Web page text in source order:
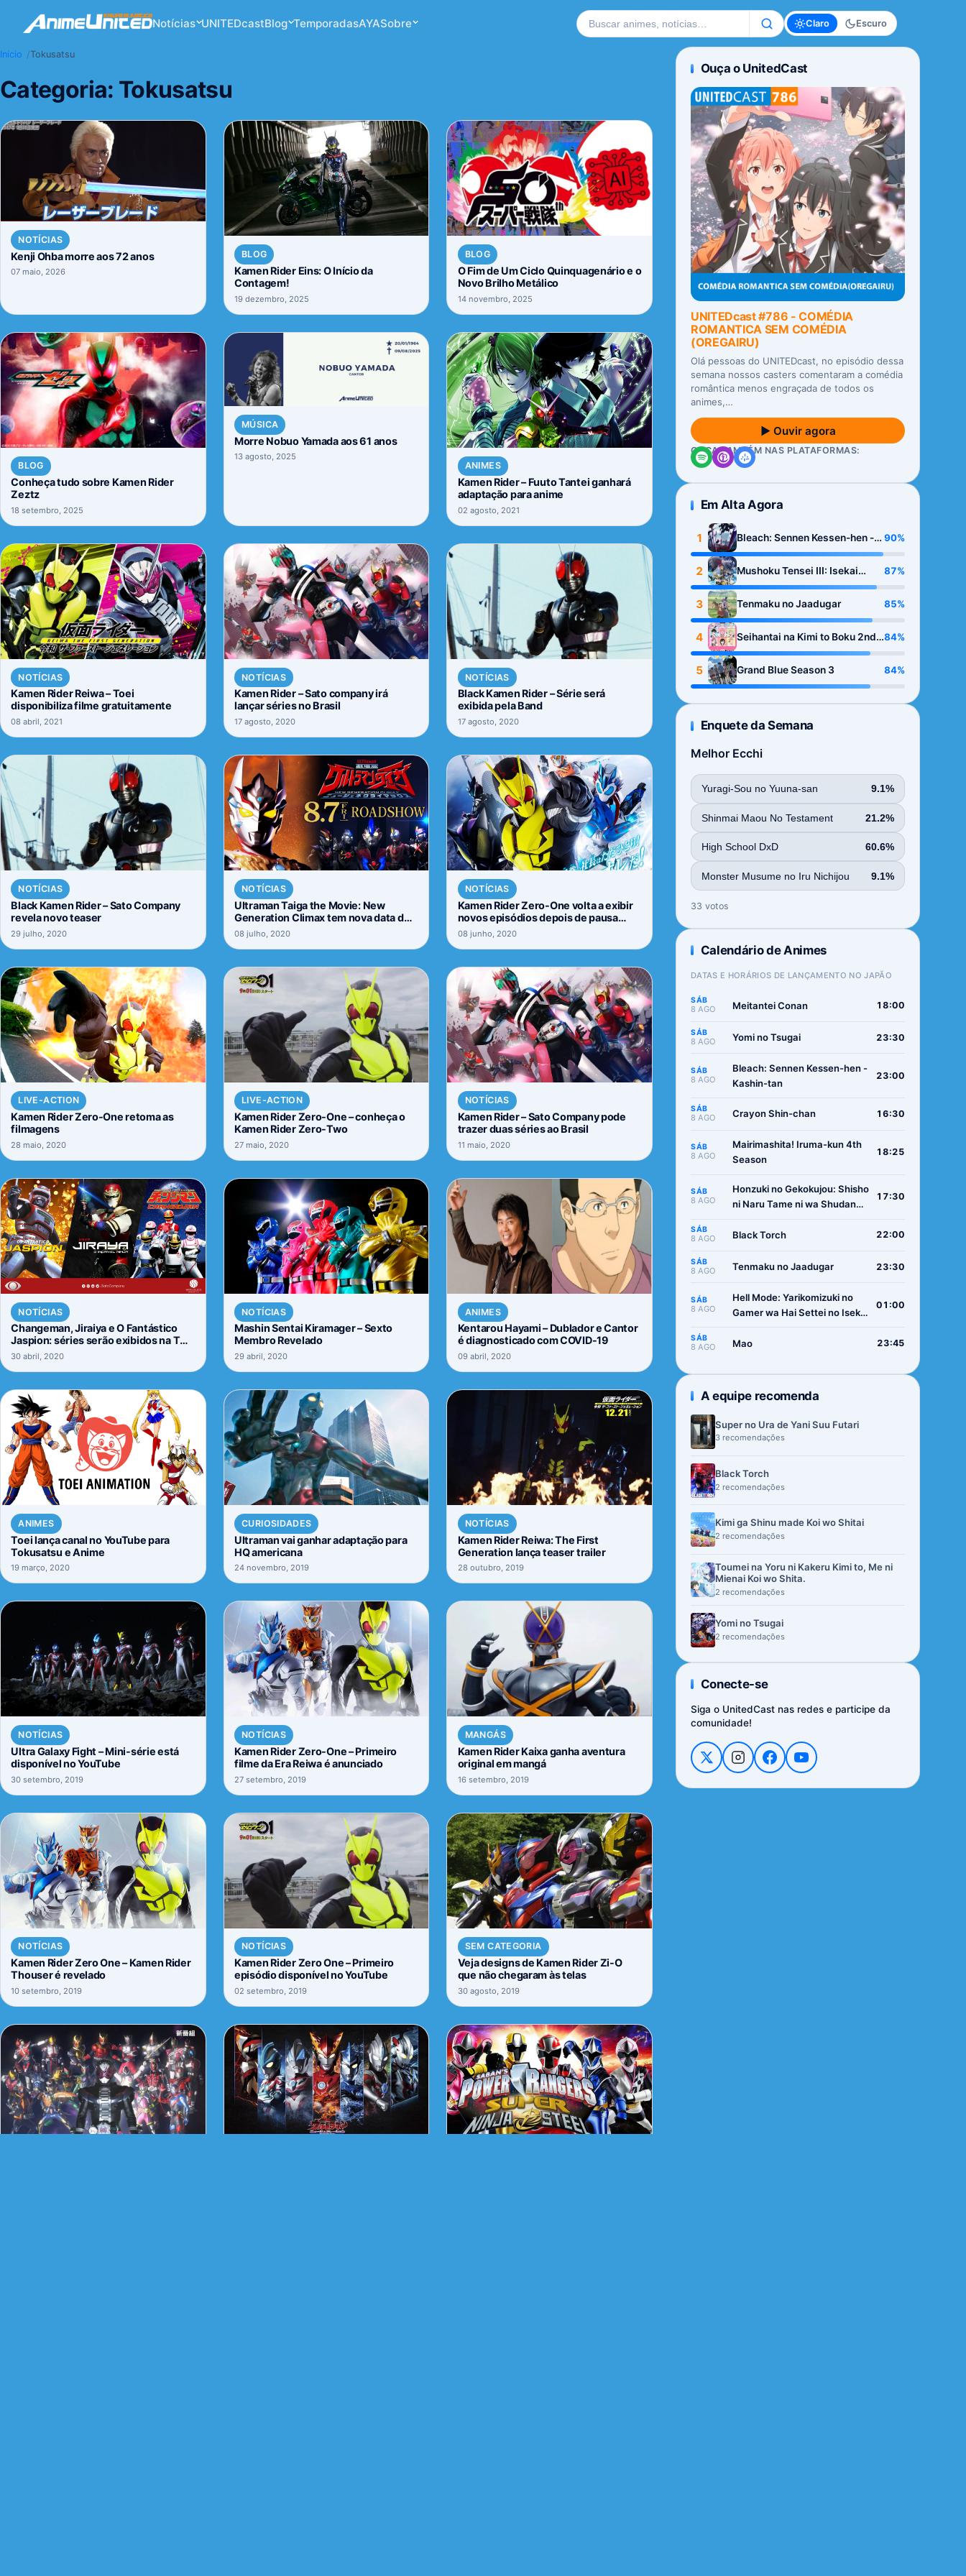
Notícias UNITEDcastBlog TemporadasAYASobre Buscar no site Claro Escuro
Início Tokusatsu
Categoria: Tokusatsu
NOTÍCIAS
Kenji Ohba morre aos 72 anos
07 maio, 2026
BLOG
Kamen Rider Eins: O Início da
Contagem!
19 dezembro, 2025
BLOG
O Fim de Um Ciclo Quinquagenário e o
Novo Brilho Metálico
14 novembro, 2025
BLOG
Conheça tudo sobre Kamen Rider
Zeztz
18 setembro, 2025
MÚSICA
Morre Nobuo Yamada aos 61 anos
13 agosto, 2025
ANIMES
Kamen Rider – Fuuto Tantei ganhará
adaptação para anime
02 agosto, 2021
NOTÍCIAS
Kamen Rider Reiwa – Toei
disponibiliza filme gratuitamente
08 abril, 2021
NOTÍCIAS
Kamen Rider – Sato company irá
lançar séries no Brasil
17 agosto, 2020
NOTÍCIAS
Black Kamen Rider – Série será
exibida pela Band
17 agosto, 2020
NOTÍCIAS
Black Kamen Rider – Sato Company
revela novo teaser
29 julho, 2020
NOTÍCIAS
Ultraman Taiga the Movie: New
Generation Climax tem nova data de
estreia definida
08 julho, 2020
NOTÍCIAS
Kamen Rider Zero-One volta a exibir
novos episódios depois de pausa
devido à COVID-19
08 junho, 2020
LIVE-ACTION
Kamen Rider Zero-One retoma as
filmagens
28 maio, 2020
LIVE-ACTION
Kamen Rider Zero-One – conheça o
Kamen Rider Zero-Two
27 maio, 2020
NOTÍCIAS
Kamen Rider – Sato Company pode
trazer duas séries ao Brasil
11 maio, 2020
NOTÍCIAS
Changeman, Jiraiya e O Fantástico
Jaspion: séries serão exibidos na TV
aberta em formato nostálgico para os
30 abril, 2020
NOTÍCIAS
Mashin Sentai Kiramager – Sexto
Membro Revelado
29 abril, 2020
ANIMES
Kentarou Hayami – Dublador e Cantor
é diagnosticado com COVID-19
09 abril, 2020
ANIMES
Toei lança canal no YouTube para
Tokusatsu e Anime
19 março, 2020
CURIOSIDADES
Ultraman vai ganhar adaptação para
HQ americana
24 novembro, 2019
NOTÍCIAS
Kamen Rider Reiwa: The First
Generation lança teaser trailer
28 outubro, 2019
NOTÍCIAS
Ultra Galaxy Fight – Mini-série está
disponível no YouTube
30 setembro, 2019
NOTÍCIAS
Kamen Rider Zero-One – Primeiro
filme da Era Reiwa é anunciado
27 setembro, 2019
MANGÁS
Kamen Rider Kaixa ganha aventura
original em mangá
16 setembro, 2019
NOTÍCIAS
Kamen Rider Zero One – Kamen Rider
Thouser é revelado
10 setembro, 2019
NOTÍCIAS
Kamen Rider Zero One – Primeiro
episódio disponível no YouTube
02 setembro, 2019
SEM CATEGORIA
Veja designs de Kamen Rider Zi-O
que não chegaram às telas
30 agosto, 2019
Ouça o UnitedCast
UNITEDcast #786 - COMÉDIA
ROMANTICA SEM COMÉDIA
(OREGAIRU)
Olá pessoas do UNITEDcast, no episódio dessa
semana nossos casters comentaram a comédia
romântica menos engraçada de todos os
animes,…
▶ Ouvir agora
OUÇA TAMBÉM NAS PLATAFORMAS:
Em Alta Agora
1
Bleach: Sennen Kessen-hen -
Kashin-tan
90%
2
Mushoku Tensei III: Isekai
Ittara Honki Dasu
87%
3 Tenmaku no Jaadugar 85%
4
Seihantai na Kimi to Boku 2nd
Season
84%
5 Grand Blue Season 3 84%
Enquete da Semana
Melhor Ecchi
Yuragi-Sou no Yuuna-san 9.1%
Shinmai Maou No Testament 21.2%
High School DxD 60.6%
Monster Musume no Iru Nichijou 9.1%
33 votos
Calendário de Animes
DATAS E HORÁRIOS DE LANÇAMENTO NO JAPÃO
SÁB
8 AGO Meitantei Conan 18:00
SÁB
8 AGO Yomi no Tsugai 23:30
SÁB
8 AGO
Bleach: Sennen Kessen-hen -
Kashin-tan
23:00
SÁB
8 AGO Crayon Shin-chan 16:30
SÁB
8 AGO
Mairimashita! Iruma-kun 4th
Season
18:25
SÁB
8 AGO
Honzuki no Gekokujou: Shisho
ni Naru Tame ni wa Shudan
Ryoushu no Youjo
17:30
SÁB
8 AGO Black Torch 22:00
SÁB
8 AGO Tenmaku no Jaadugar 23:30
SÁB
8 AGO
Hell Mode: Yarikomizuki no
Gamer wa Hai Settei no Isekai
01:00
SÁB
8 AGO Mao 23:45
A equipe recomenda
Super no Ura de Yani Suu Futari
3 recomendações
Black Torch
2 recomendações
Kimi ga Shinu made Koi wo Shitai
2 recomendações
Toumei na Yoru ni Kakeru Kimi to, Me ni
Mienai Koi wo Shita.
2 recomendações
Yomi no Tsugai
2 recomendações
Conecte-se
Siga o UnitedCast nas redes e participe da
comunidade!